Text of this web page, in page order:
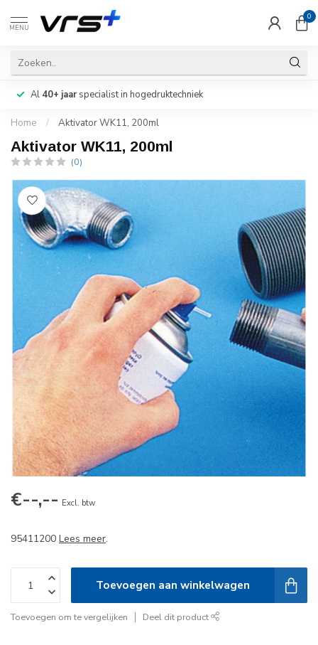
MENU
0
Al 40+ jaarspecialist in hogedruktechniek
Home / Aktivator WK11, 200ml
Aktivator WK11, 200ml
(0)
€--,-- Excl. btw
95411200 Lees meer.
Toevoegen aan winkelwagen
Toevoegen om te vergelijken Deel dit product